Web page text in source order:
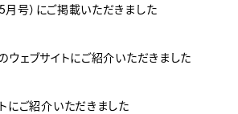
号）にご掲載いただきました
ェブサイトにご紹介いただきました
にご紹介いただきました